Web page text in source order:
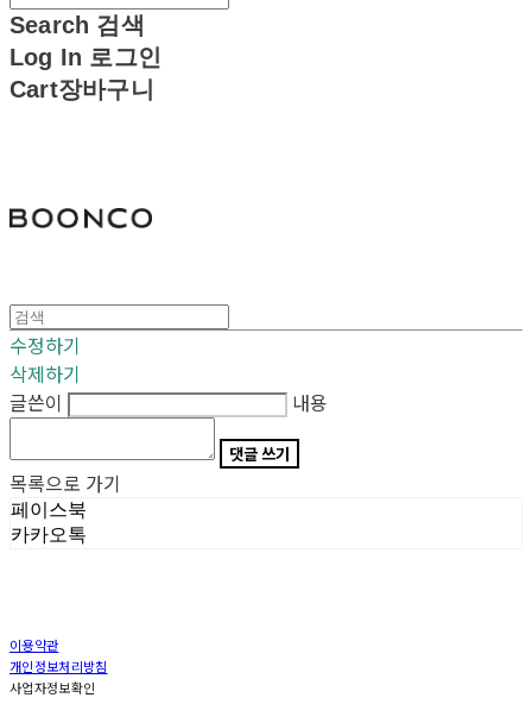
Search 검색
Log In 로그인
Cart장바구니
수정하기
삭제하기
글쓴이
내용
댓글 쓰기
목록으로 가기
페이스북
카카오톡
이용약관
개인정보처리방침
사업자정보확인